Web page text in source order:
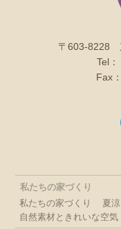
〒603-8228
Tel：
Fax：
私たちの家づくり
私たちの家づくり
夏
自然素材ときれいな空気